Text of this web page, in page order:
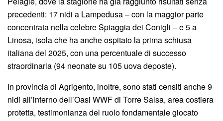
precedenti: 17 nidi a Lampedusa – con la maggior parte
concentrata nella celebre Spiaggia dei Conigli – e 5 a
Linosa, isola che ha anche ospitato la prima schiusa
italiana del 2025, con una percentuale di successo
straordinaria (94 neonate su 105 uova deposte).
In provincia di Agrigento, inoltre, sono stati censiti anche 9
nidi all’interno dell’Oasi WWF di Torre Salsa, area costiera
protetta, testimonianza del ruolo fondamentale giocato